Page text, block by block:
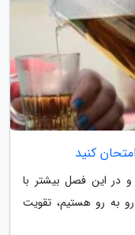
در این فصل بیشتر با
رو به رو هستیم، تقویت